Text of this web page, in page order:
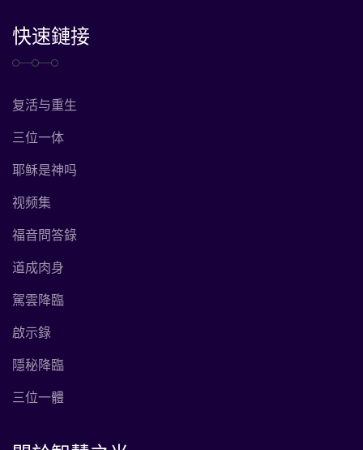
快速鏈接
复活与重生
三位一体
耶稣是神吗
视频集
福音問答錄
道成肉身
駕雲降臨
啟示錄
隱秘降臨
三位一體